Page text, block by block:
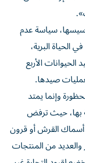
سياسة عدم
الحياة البرية،
الأربع
صيدها.
وإنما يمتد
بها، حيث ترفض
القرش أو قرون
والعديد من المنتجات